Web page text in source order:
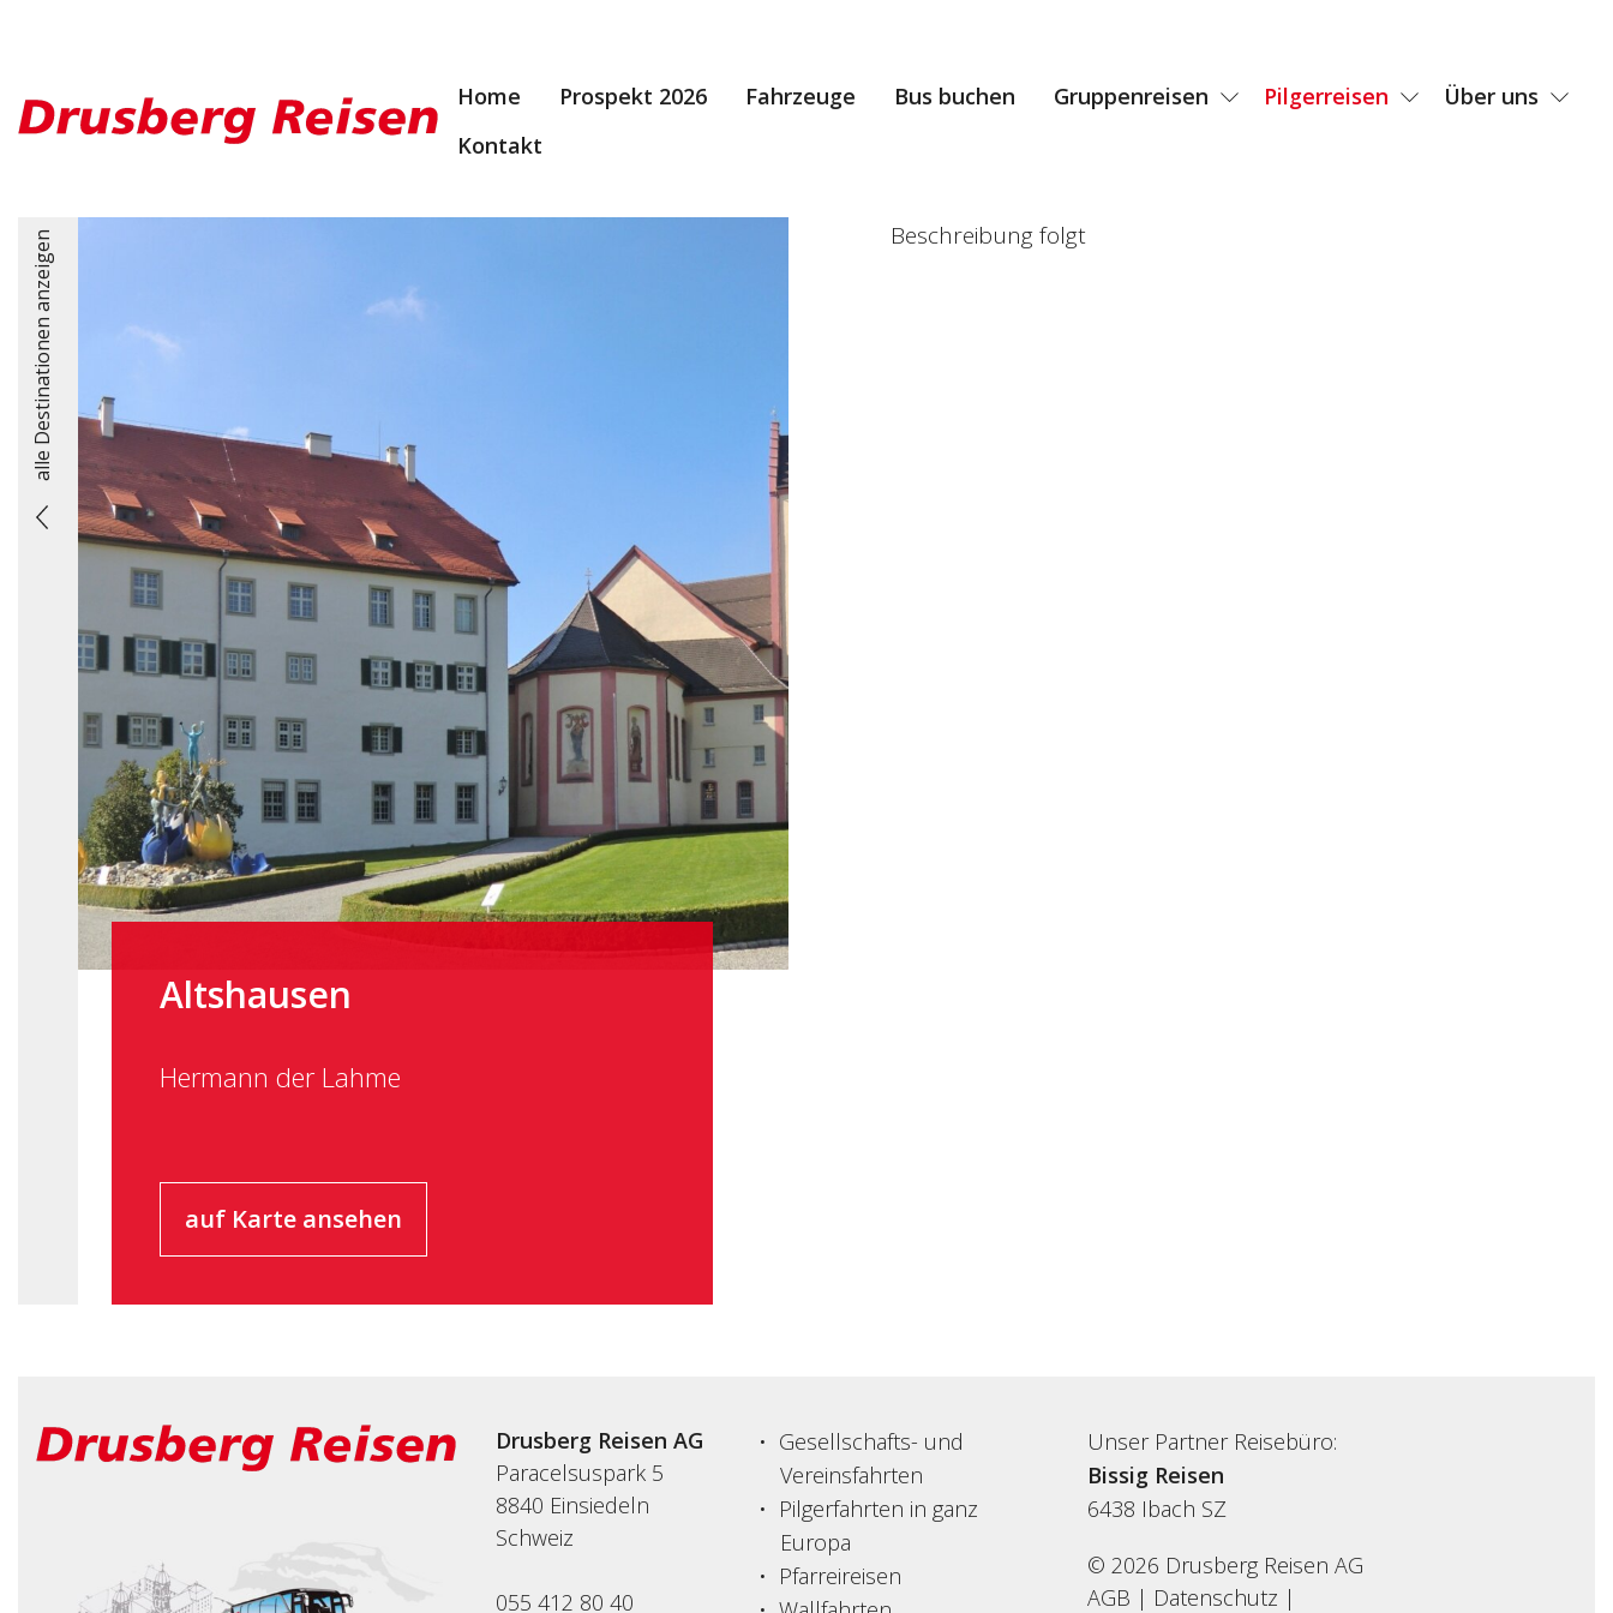
Home Prospekt 2026 Fahrzeuge Bus buchen Gruppenreisen Pilgerreisen
Über uns
Kontakt
alle Destinationen anzeigen
Altshausen
Hermann der Lahme
auf Karte ansehen
Beschreibung folgt
Drusberg Reisen AG
Paracelsuspark 5
8840 Einsiedeln
Schweiz
055 412 80 40
Gesellschafts- und
Vereinsfahrten
Pilgerfahrten in ganz
Europa
Pfarreireisen
Unser Partner Reisebüro:
Bissig Reisen
6438 Ibach SZ
© 2026 Drusberg Reisen AG
AGB | Datenschutz |